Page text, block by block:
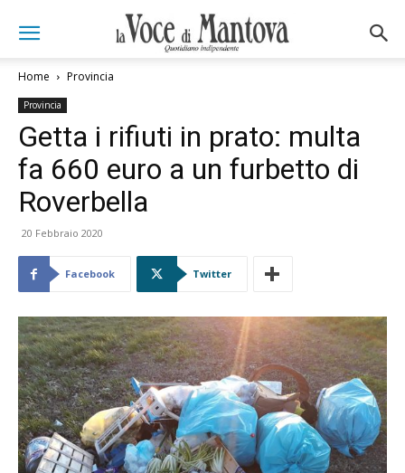
Home Provincia
Provincia
Getta i rifiuti in prato: multa
fa 660 euro a un furbetto di
Roverbella
20 Febbraio 2020
Facebook Twitter